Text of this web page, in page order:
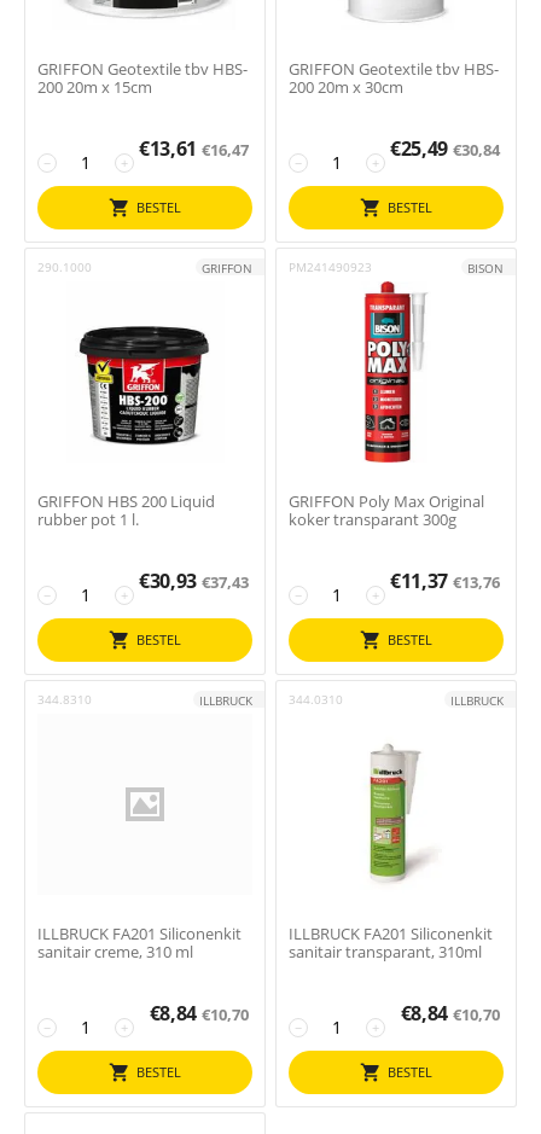
GRIFFON Geotextile tbv HBS-
200 20m x 15cm
+
−
€13,61 €16,47
BESTEL
GRIFFON Geotextile tbv HBS-
200 20m x 30cm
+
−
€25,49 €30,84
BESTEL
290.1000 GRIFFON
GRIFFON HBS 200 Liquid
rubber pot 1 l.
+
−
€30,93 €37,43
BESTEL
PM241490923 BISON
GRIFFON Poly Max Original
koker transparant 300g
+
−
€11,37 €13,76
BESTEL
344.8310 ILLBRUCK
ILLBRUCK FA201 Siliconenkit
sanitair creme, 310 ml
+
−
€8,84 €10,70
BESTEL
344.0310 ILLBRUCK
ILLBRUCK FA201 Siliconenkit
sanitair transparant, 310ml
+
−
€8,84 €10,70
BESTEL